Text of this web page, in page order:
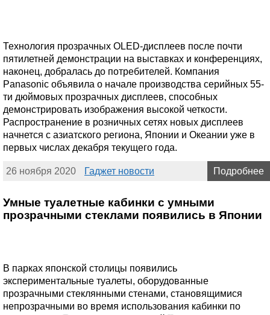
Технология прозрачных OLED-дисплеев после почти
пятилетней демонстрации на выставках и конференциях,
наконец, добралась до потребителей. Компания
Panasonic объявила о начале производства серийных 55-
ти дюймовых прозрачных дисплеев, способных
демонстрировать изображения высокой четкости.
Распространение в розничных сетях новых дисплеев
начнется с азиатского региона, Японии и Океании уже в
первых числах декабря текущего года.
26 ноября 2020 Гаджет новости Подробнее
Умные туалетные кабинки с умными
прозрачными стеклами появились в Японии
В парках японской столицы появились
экспериментальные туалеты, оборудованные
прозрачными стеклянными стенами, становящимися
непрозрачными во время использования кабинки по